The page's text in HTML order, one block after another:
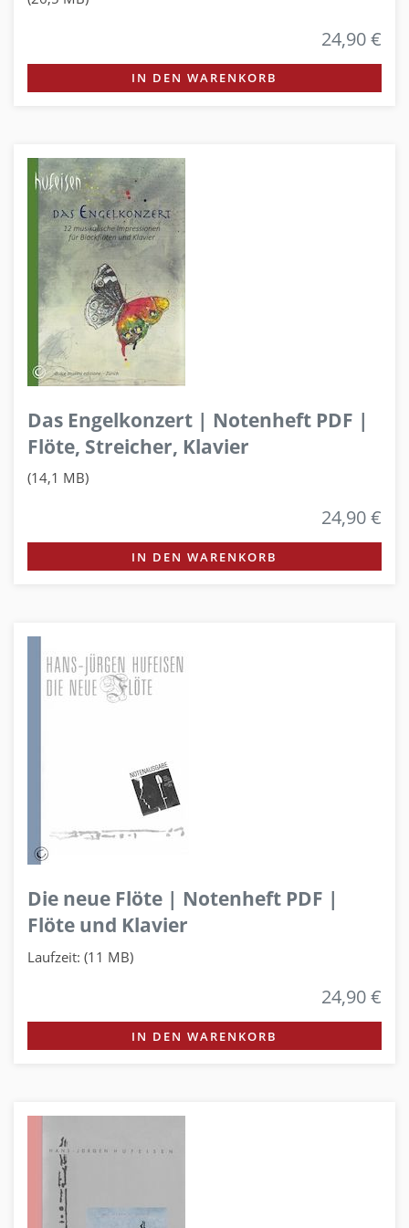
24,90 €
IN DEN WARENKORB
Das Engelkonzert | Notenheft PDF |
Flöte, Streicher, Klavier
(14,1 MB)
24,90 €
IN DEN WARENKORB
Die neue Flöte | Notenheft PDF |
Flöte und Klavier
Laufzeit: (11 MB)
24,90 €
IN DEN WARENKORB